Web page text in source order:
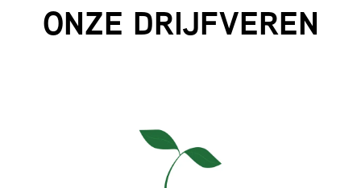
ONZE DRIJFVEREN